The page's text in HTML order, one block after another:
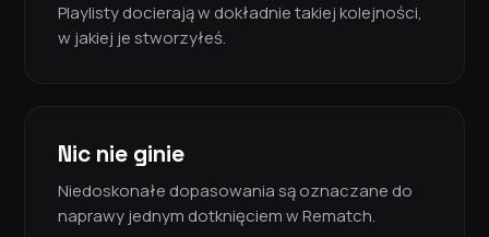
Playlisty docierają w dokładnie takiej kolejności,
w jakiej je stworzyłeś.
Nic nie ginie
Niedoskonałe dopasowania są oznaczane do
naprawy jednym dotknięciem w Rematch.